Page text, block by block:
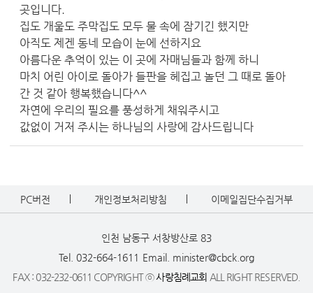
곳입니다.
집도 개울도 주막집도 모두 물 속에 잠기긴 했지만
아직도 제겐 동네 모습이 눈에 선하지요
아름다운 추억이 있는 이 곳에 자매님들과 함께 하니
마치 어린 아이로 돌아가 들판을 헤집고 놀던 그 때로 돌아
간 것 같아 행복했습니다^^
자연에 우리의 필요를 풍성하게 채워주시고
값없이 거저 주시는 하나님의 사랑에 감사드립니다
PC버전 개인정보처리방침 이메일집단수집거부
인천 남동구 서창방산로 83
Tel. 032-664-1611 Email. minister@cbck.org
FAX : 032-232-0611 COPYRIGHT ⓒ사랑침례교회 ALL RIGHT RESERVED.